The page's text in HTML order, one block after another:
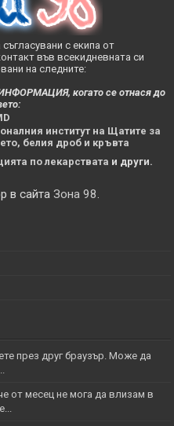
с екипа от
във всекидневната си
на следните:
когато се отнася до
институт на Щатите за
белия дроб и кръвта
по лекарствата и други.
в сайтаЗона 98.
през друг браузър. Може да
от месец не мога да влизам в